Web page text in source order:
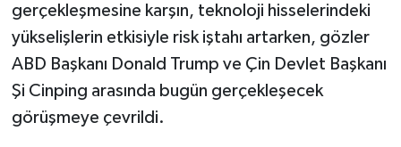
gerçekleşmesine karşın, teknoloji hisselerindeki
yükselişlerin etkisiyle risk iştahı artarken, gözler
ABD Başkanı Donald Trump ve Çin Devlet Başkanı
Şi Cinping arasında bugün gerçekleşecek
görüşmeye çevrildi.